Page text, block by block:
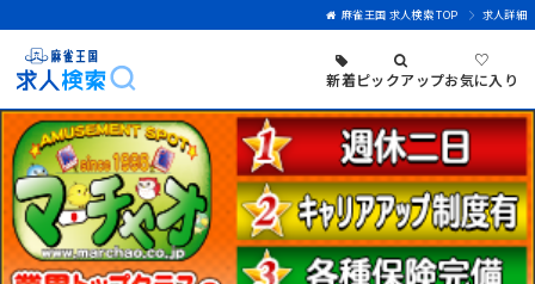
麻雀王国 求人検索 TOP 求人詳細
新着ピックアップ
♡
お気に入り